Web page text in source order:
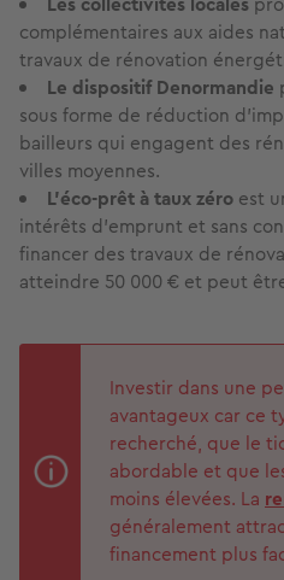
complémentaires aux aides
travaux de rénovation
Le dispositif Denormandie
sous forme de réduction
bailleurs qui engagent des
villes moyennes.
L’éco-prêt à taux zéro est
intérêts d’emprunt et sans
financer des travaux de
atteindre 50 000 € et peut
Investir dans une
avantageux car ce
recherché, que le
abordable et que
moins élevées. La
généralement
financement plus